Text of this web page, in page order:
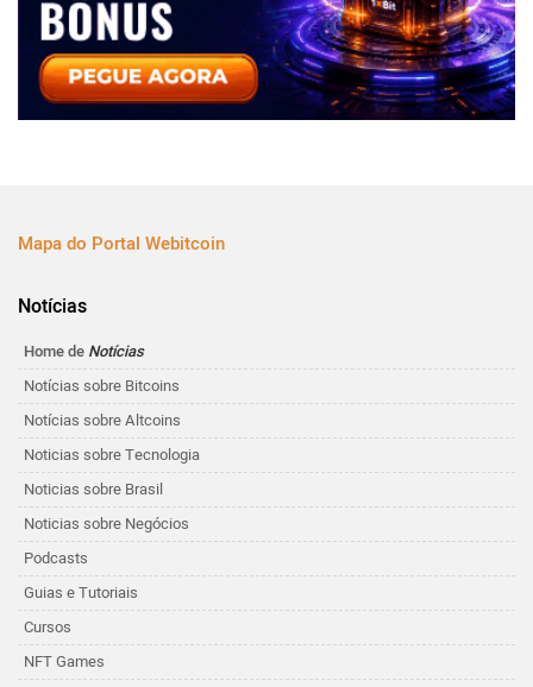
Mapa do Portal Webitcoin
Notícias
Home de Notícias
Notícias sobre Bitcoins
Notícias sobre Altcoins
Noticias sobre Tecnologia
Noticias sobre Brasil
Noticias sobre Negócios
Podcasts
Guias e Tutoriais
Cursos
NFT Games